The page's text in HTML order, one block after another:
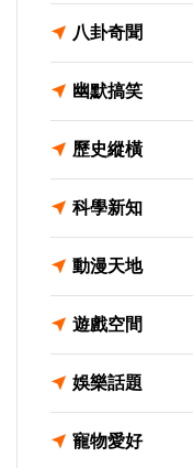
八卦奇聞
幽默搞笑
歷史縱橫
科學新知
動漫天地
遊戲空間
娛樂話題
寵物愛好